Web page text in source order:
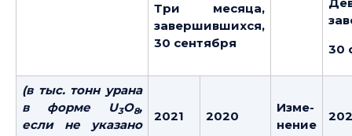
Три месяца,
завершившихся,
30 сентября
30
(в тыс. тонн урана
в форме
U3O8,
если не указано
2021 2020
Изме-
нение